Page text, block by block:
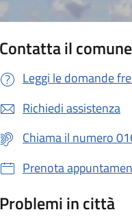
Contatta il comune
Leggi le domande
Richiedi assistenza
Chiama il numero
Prenota
Problemi in città